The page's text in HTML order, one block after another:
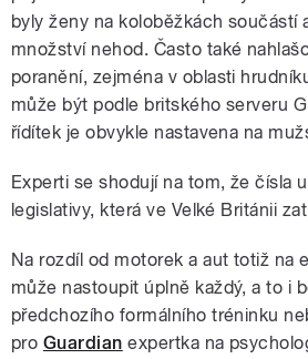
byly ženy na koloběžkách součástí
množství nehod. Často také
poranění, zejména v oblasti
může být podle britského serveru
řídítek je obvykle nastavena na
Experti se shodují na tom, že čísla
legislativy, která ve Velké Británii
Na rozdíl od motorek a aut totiž na
může nastoupit úplně každý, a to i
předchozího formálního tréninku
pro Guardian expertka na